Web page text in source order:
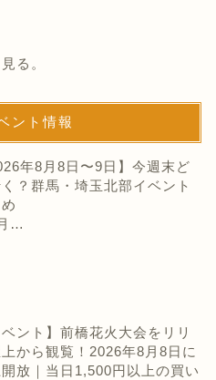
る。
ント情報
年8月8日〜9日】今週末ど
く？群馬・埼玉北部イベント
…
ベント】前橋花火大会をリリ
上から観覧！2026年8月8日に
開放｜当日1,500円以上の買い